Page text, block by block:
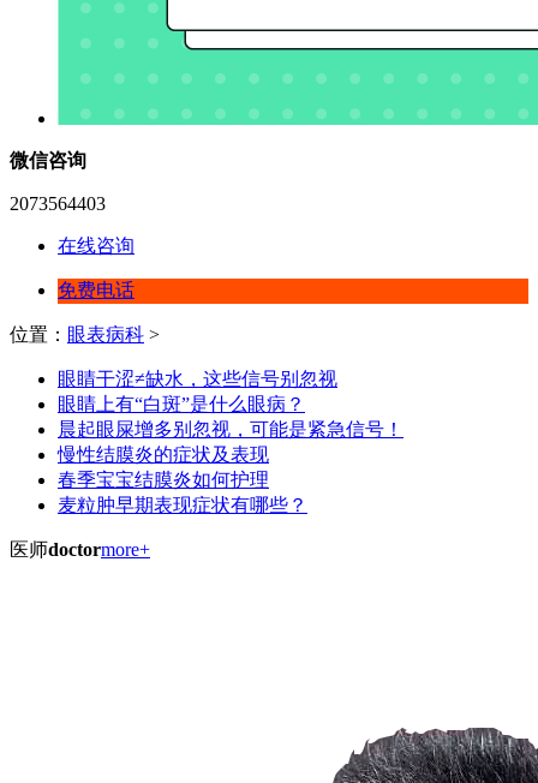
微信咨询
2073564403
在线咨询
免费电话
位置： 眼表病科 >
眼睛干涩≠缺水，这些信号别忽视
眼睛上有“白斑”是什么眼病？
晨起眼屎增多别忽视，可能是紧急信号！
慢性结膜炎的症状及表现
春季宝宝结膜炎如何护理
麦粒肿早期表现症状有哪些？
医师doctormore+